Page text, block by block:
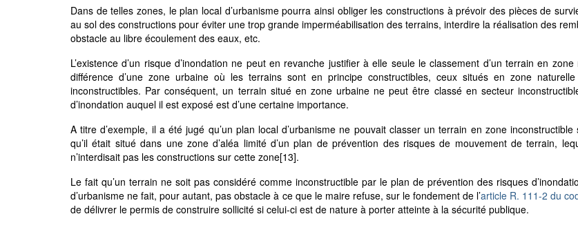
Dans de telles zones, le plan local d’urbanisme pourra ainsi obliger les constructions à prévoir des pièces de
au sol des constructions pour éviter une trop grande imperméabilisation des terrains, interdire la réalisation des
obstacle au libre écoulement des eaux, etc.
L’existence d’un risque d’inondation ne peut en revanche justifier à elle seule le classement d’un terrain en zone
différence d’une zone urbaine où les terrains sont en principe constructibles, ceux situés en zone
inconstructibles. Par conséquent, un terrain situé en zone urbaine ne peut être classé en secteur
d’inondation auquel il est exposé est d’une certaine importance.
A titre d’exemple, il a été jugé qu’un plan local d’urbanisme ne pouvait classer un terrain en zone inconstructible
qu’il était situé dans une zone d’aléa limité d’un plan de prévention des risques de mouvement de terrain,
n’interdisait pas les constructions sur cette zone[13].
Le fait qu’un terrain ne soit pas considéré comme inconstructible par le plan de prévention des risques
d’urbanisme ne fait, pour autant, pas obstacle à ce que le maire refuse, sur le fondement de l’article R. 111-2 du
de délivrer le permis de construire sollicité si celui-ci est de nature à porter atteinte à la sécurité publique.